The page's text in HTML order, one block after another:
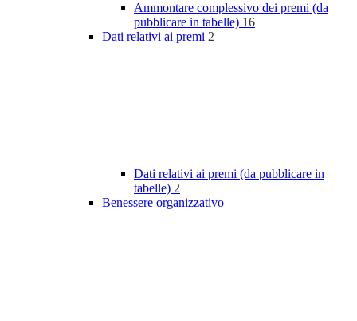
Ammontare complessivo dei premi (da
pubblicare in tabelle) 16
Dati relativi ai premi 2
Dati relativi ai premi (da pubblicare in
tabelle) 2
Benessere organizzativo